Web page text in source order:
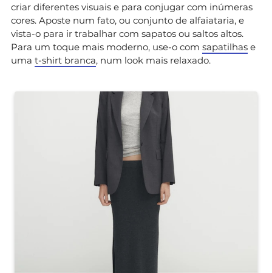
criar diferentes visuais e para conjugar com inúmeras
cores. Aposte num fato, ou conjunto de alfaiataria, e
vista-o para ir trabalhar com sapatos ou saltos altos.
Para um toque mais moderno, use-o com sapatilhas e
uma t-shirt branca, num look mais relaxado.